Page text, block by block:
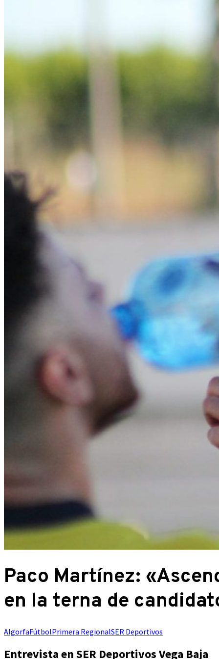
Paco Martínez:
en la terna de
AlgorfaFútbolPrimera RegionalSER Deportivos
Entrevista en SER Deportivos Vega Baja